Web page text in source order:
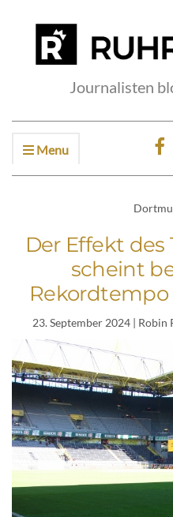
Journalisten
Menu
Der Effekt des
scheint
23. September 2024| Robin